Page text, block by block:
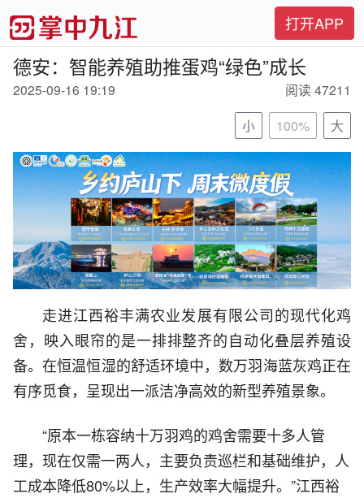
打开APP
德安：智能养殖助推蛋鸡“绿色”成长
2025-09-16 19:19
阅读 47211
小
100% 大
走进江西裕丰满农业发展有限公司的现代化鸡
舍，映入眼帘的是一排排整齐的自动化叠层养殖设
备。在恒温恒湿的舒适环境中，数万羽海蓝灰鸡正在
有序觅食，呈现出一派洁净高效的新型养殖景象。
“原本一栋容纳十万羽鸡的鸡舍需要十多人管
理，现在仅需一两人，主要负责巡栏和基础维护，人
工成本降低80%以上，生产效率大幅提升。”江西裕